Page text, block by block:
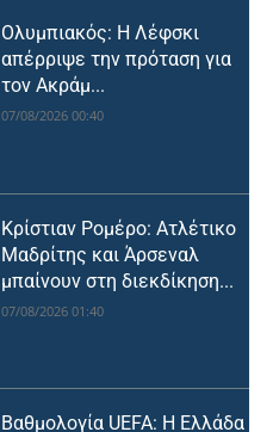
Ολυμπιακός: Η Λέφσκι
απέρριψε την πρόταση για
τον Ακράμ...
07/08/2026 00:40
Κρίστιαν Ρομέρο: Ατλέτικο
Μαδρίτης και Άρσεναλ
μπαίνουν στη διεκδίκηση...
07/08/2026 01:40
Βαθμολογία UEFA: Η Ελλάδα